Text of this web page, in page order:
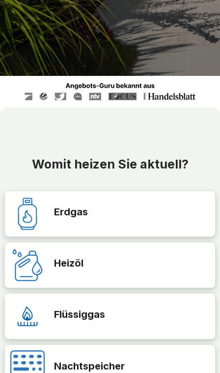
Womit heizen Sie aktuell?
Erdgas
Heizöl
Flüssiggas
Nachtspeicher